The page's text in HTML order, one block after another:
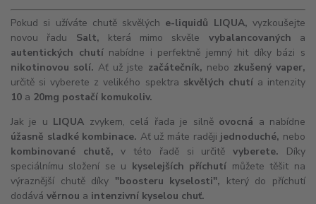
Pokud si užíváte chutě skvělých e-liquidů LIQUA, vyzkoušejte
novou řadu Salt, která mimo skvěle vybalancovaných a
autentických chutínabídne i perfektně jemný hit díky bázi s
nikotinovou solí. Ať už jste začátečník, nebo zkušený vaper,
určitě si vyberete z velikého spektra skvělých chutía intenzity
10 a 20mg postačí komukoliv.
Jak je u LIQUA zvykem, celá řada je silně ovocná a nabídne
úžasně sladké kombinace. Ať už máte raději jednoduché, nebo
kombinované chutě, v této řadě si určitěvyberete. Díky
speciálnímu složení se u kyselejších příchutí můžete těšit na
výraznější chutě díky "boosteru kyselosti", který do příchutí
dodává věrnou a intenzivní kyselou chuť.